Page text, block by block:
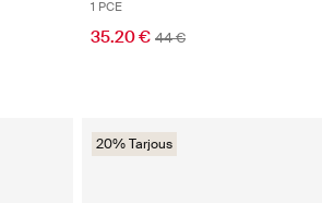
1 PCE
35.20 € 44 €
20% Tarjous